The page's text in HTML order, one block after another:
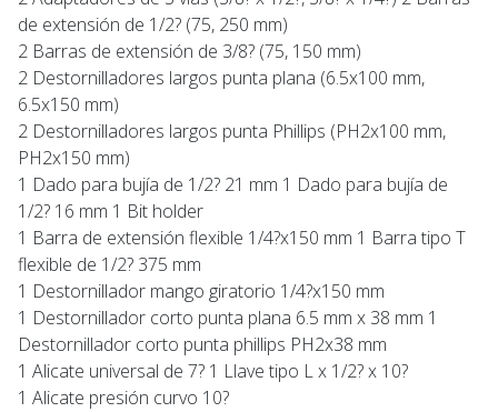
de extensión de 1/2? (75, 250 mm)
2 Barras de extensión de 3/8? (75, 150 mm)
2 Destornilladores largos punta plana (6.5x100 mm,
6.5x150 mm)
2 Destornilladores largos punta Phillips (PH2x100 mm,
PH2x150 mm)
1 Dado para bujía de 1/2? 21 mm 1 Dado para bujía de
1/2? 16 mm 1 Bit holder
1 Barra de extensión flexible 1/4?x150 mm 1 Barra tipo T
flexible de 1/2? 375 mm
1 Destornillador mango giratorio 1/4?x150 mm
1 Destornillador corto punta plana 6.5 mm x 38 mm 1
Destornillador corto punta phillips PH2x38 mm
1 Alicate universal de 7? 1 Llave tipo L x 1/2? x 10?
1 Alicate presión curvo 10?